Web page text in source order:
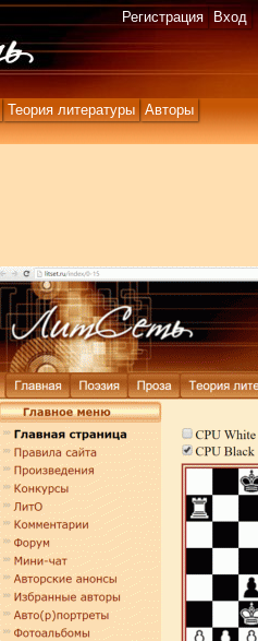
Теория литературы
Авторы
Регистрация Вход